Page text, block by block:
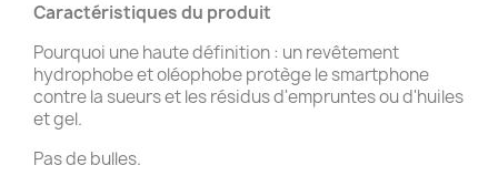
Caractéristiques du produit
Pourquoi une haute définition : un revêtement
hydrophobe et oléophobe protège le smartphone
contre la sueurs et les résidus d'empruntes ou d'huiles
et gel.
Pas de bulles.